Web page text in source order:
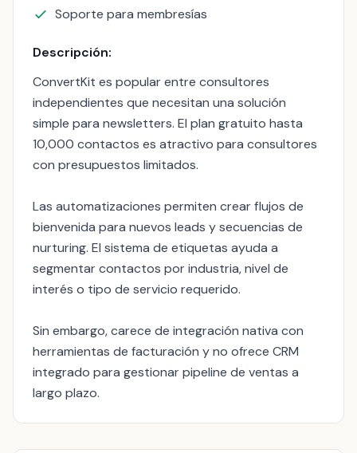
Soporte para membresías
Descripción:
ConvertKit es popular entre consultores
independientes que necesitan una solución
simple para newsletters. El plan gratuito hasta
10,000 contactos es atractivo para consultores
con presupuestos limitados.
Las automatizaciones permiten crear flujos de
bienvenida para nuevos leads y secuencias de
nurturing. El sistema de etiquetas ayuda a
segmentar contactos por industria, nivel de
interés o tipo de servicio requerido.
Sin embargo, carece de integración nativa con
herramientas de facturación y no ofrece CRM
integrado para gestionar pipeline de ventas a
largo plazo.